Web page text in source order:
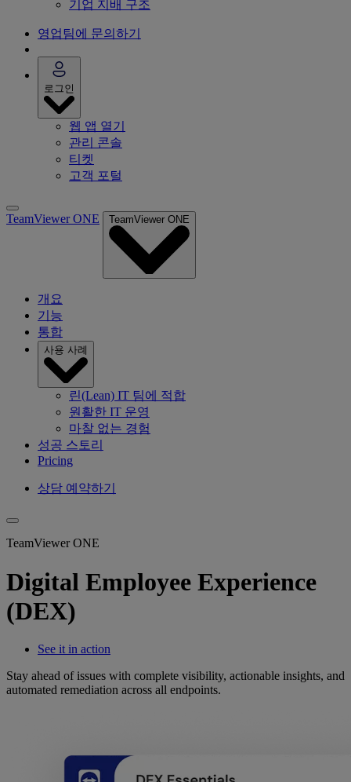
기업 지배 구조
영업팀에 문의하기
로그인
웹 앱 열기
관리 콘솔
티켓
고객 포털
TeamViewer ONE TeamViewer ONE
개요
기능
통합
사용 사례
린(Lean) IT 팀에 적합
원활한 IT 운영
마찰 없는 경험
성공 스토리
Pricing
상담 예약하기
TeamViewer ONE
Digital Employee Experience
(DEX)
See it in action
Stay ahead of issues with complete visibility, actionable insights, and
automated remediation across all endpoints.